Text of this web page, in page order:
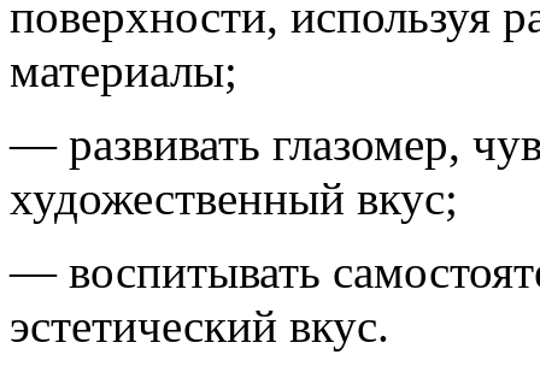
поверхности, используя
материалы;
— развивать глазомер,
художественный вкус;
— воспитывать
эстетический вкус.